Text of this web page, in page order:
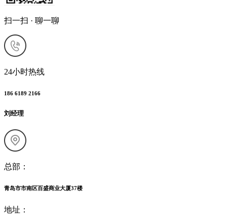
扫一扫 · 聊一聊
24小时热线
186 6189 2166
刘经理
总部：
青岛市市南区百盛商业大厦37楼
地址：